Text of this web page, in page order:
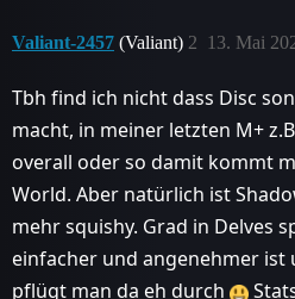
Valiant-2457 (Valiant) 13. Mai
2
Tbh find ich nicht dass Disc
macht, in meiner letzten M+
overall oder so damit kommt
World. Aber natürlich ist
mehr squishy. Grad in Delves
einfacher und angenehmer ist
pflügt man da eh durch